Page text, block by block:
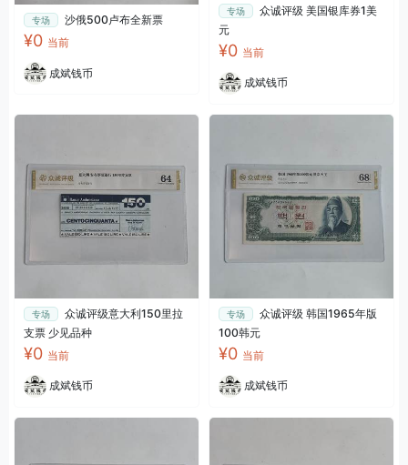
专场 沙俄500卢布全新票
¥0 当前
成斌钱币
专场
众诚评级 美国银库券1美
元
¥0 当前
成斌钱币
专场
众诚评级意大利150里拉
支票 少见品种
¥0 当前
成斌钱币
专场
众诚评级 韩国1965年版
100韩元
¥0 当前
成斌钱币